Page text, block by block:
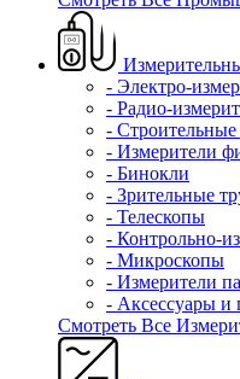
- Электро-
- Радио-
-
- Измерители
- Бинокли
- Зрительные
- Телескопы
- Контрольно-
- Микроскопы
- Измерители
- Аксессуары и
Смотреть Все